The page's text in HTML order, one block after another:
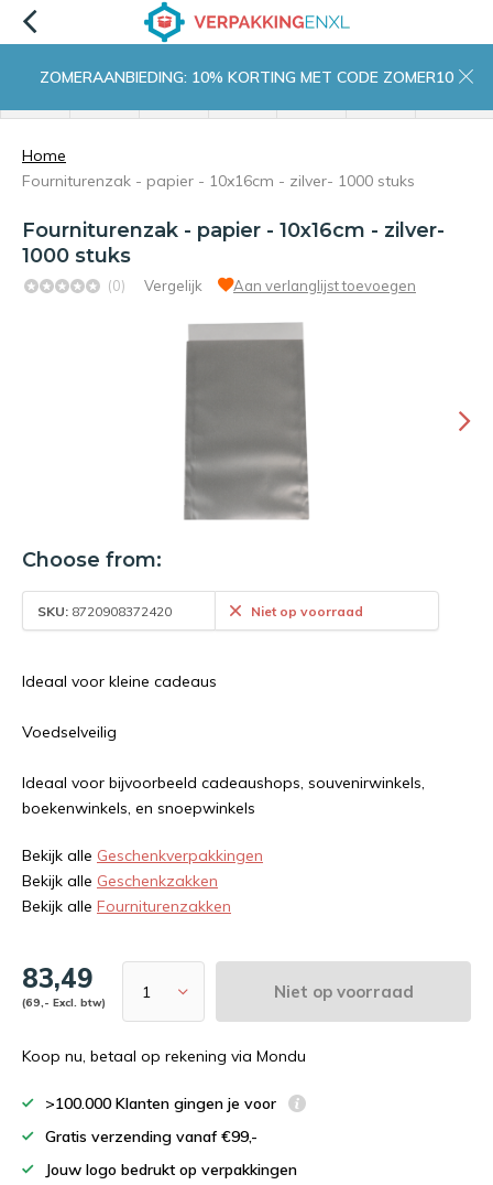
ZOMERAANBIEDING: 10% KORTING MET CODE ZOMER10
Home
Fourniturenzak - papier - 10x16cm - zilver- 1000 stuks
Fourniturenzak - papier - 10x16cm - zilver-
1000 stuks
(0) Vergelijk Aan verlanglijst toevoegen
Choose from:
SKU: 8720908372420 Niet op voorraad
Ideaal voor kleine cadeaus
Voedselveilig
Ideaal voor bijvoorbeeld cadeaushops, souvenirwinkels,
boekenwinkels, en snoepwinkels
Bekijk alle Geschenkverpakkingen
Bekijk alle Geschenkzakken
Bekijk alle Fourniturenzakken
83,49
(69,- Excl. btw)
Niet op voorraad
Koop nu, betaal op rekening via Mondu
>100.000 Klanten gingen je voor
Gratis verzending vanaf €99,-
Jouw logo bedrukt op verpakkingen